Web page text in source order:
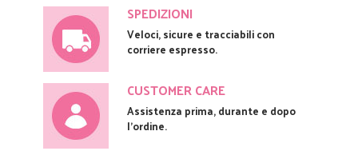
SPEDIZIONI
Veloci, sicure e tracciabili con
corriere espresso.
CUSTOMER CARE
Assistenza prima, durante e dopo
l'ordine.